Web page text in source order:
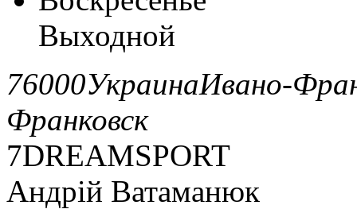
Выходной
76000УкраинаИвано-
Франковск
7DREAMSPORT
Андрій Ватаманюк